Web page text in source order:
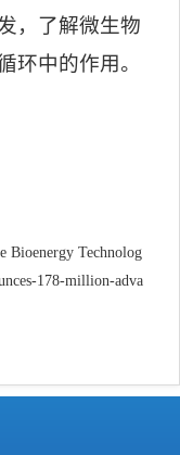
，了解微生物
环中的作用。
Bioenergy Technolog
178-million-adva